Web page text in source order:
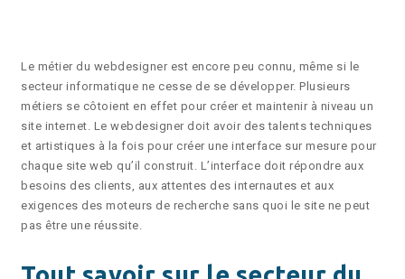
Le métier du webdesigner est encore peu connu, même si le
secteur informatique ne cesse de se développer. Plusieurs
métiers se côtoient en effet pour créer et maintenir à niveau un
site internet. Le webdesigner doit avoir des talents techniques
et artistiques à la fois pour créer une interface sur mesure pour
chaque site web qu’il construit. L’interface doit répondre aux
besoins des clients, aux attentes des internautes et aux
exigences des moteurs de recherche sans quoi le site ne peut
pas être une réussite.